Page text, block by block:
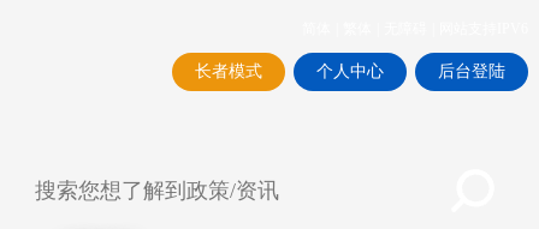
长者模式 个人中心 后台登陆